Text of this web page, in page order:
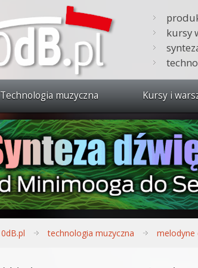
kursy
Technologia muzyczna Kursy i
Zobacz
Synteza
Produkcja
Bitwig Studio
0dB.pl technologia muzyczna melodyne